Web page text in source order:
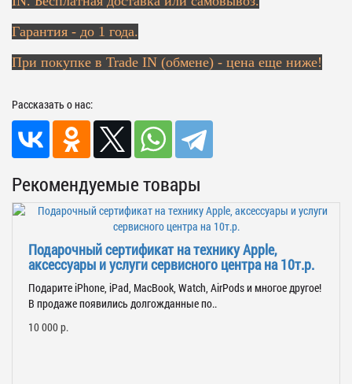
Гарантия - до 1 года.
При покупке в Trade IN (обмене) - цена еще ниже!
Рассказать о нас:
Рекомендуемые товары
Подарочный сертификат на технику Apple,
аксессуары и услуги сервисного центра на 10т.р.
Подарите iPhone, iPad, MacBook, Watch, AirPods и многое другое!
В продаже появились долгожданные по..
10 000 р.